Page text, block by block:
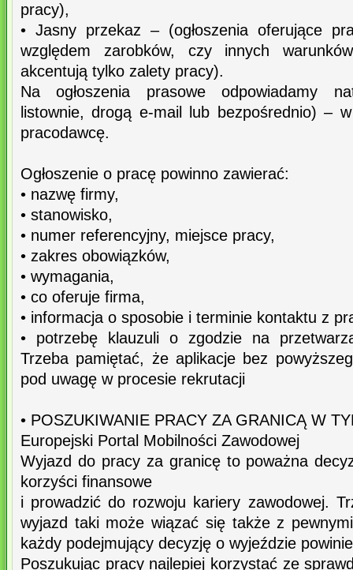
pracy),
• Jasny przekaz – (ogłoszenia oferujące
względem zarobków, czy innych
akcentują tylko zalety pracy).
Na ogłoszenia prasowe odpowiadamy
listownie, drogą e-mail lub bezpośrednio) –
pracodawcę.
Ogłoszenie o pracę powinno zawierać:
• nazwę firmy,
• stanowisko,
• numer referencyjny, miejsce pracy,
• zakres obowiązków,
• wymagania,
• co oferuje firma,
• informacja o sposobie i terminie kontaktu z
• potrzebę klauzuli o zgodzie na
Trzeba pamiętać, że aplikacje bez
pod uwagę w procesie rekrutacji
• POSZUKIWANIE PRACY ZA GRANICĄ W
Europejski Portal Mobilności Zawodowej
Wyjazd do pracy za granicę to poważna
korzyści finansowe
i prowadzić do rozwoju kariery zawodowej.
wyjazd taki może wiązać się także z
każdy podejmujący decyzję o wyjeździe
Poszukując pracy najlepiej korzystać ze